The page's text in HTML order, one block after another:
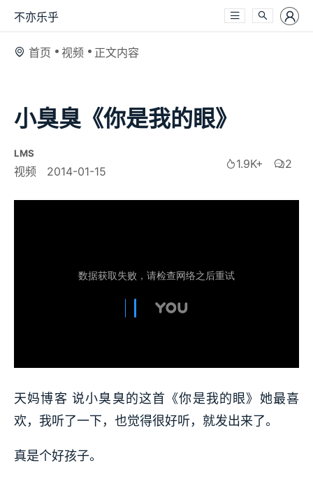
不亦乐乎
首页 视频 正文内容
小臭臭《你是我的眼》
LMS
视频 2014-01-15
1.9K+ 2
天妈博客 说小臭臭的这首《你是我的眼》她最喜
欢，我听了一下，也觉得很好听，就发出来了。
真是个好孩子。